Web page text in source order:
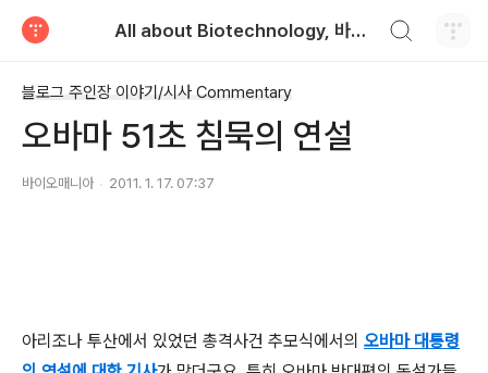
All about Biotechnology, 바이오텍의 모든 것
블로그 주인장 이야기/시사 Commentary
오바마 51초 침묵의 연설
바이오매니아 2011. 1. 17. 07:37
아리조나 투산에서 있었던 총격사건 추모식에서의 오바마 대통령